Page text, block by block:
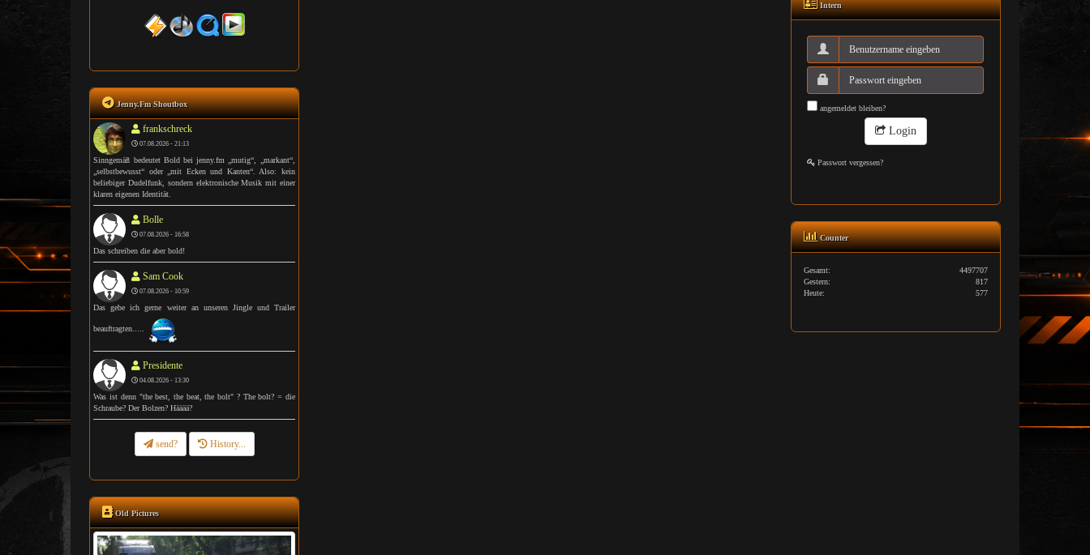
Jenny.Fm Shoutbox
frankschreck
07.08.2026 - 21:13
Sinngemäß bedeutet Bold bei jenny.fm „mutig“, „markant“,
„selbstbewusst“ oder „mit Ecken und Kanten“. Also: kein
beliebiger Dudelfunk, sondern elektronische Musik mit einer
klaren eigenen Identität.
Bolle
07.08.2026 - 16:58
Das schreiben die aber bold!
Sam Cook
07.08.2026 - 10:59
Das gebe ich gerne weiter an unseren Jingle und Trailer
beauftragten.....
Presidente
04.08.2026 - 13:30
Was ist denn "the best, the beat, the bolt" ? The bolt? = die
Schraube? Der Bolzen? Hääää?
send? History...
Old Pictures
Intern
angemeldet bleiben?
Login
Passwort vergessen?
Counter
Gesamt:
4497707
Gestern:
817
Heute:
577